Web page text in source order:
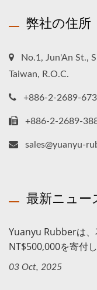
弊社の住所
No.1, Jun'An St.,
Taiwan, R.O.C.
+886-2-2689-
+886-2-2689-
sales@yuanyu-
最新ニュー
Yuanyu Rubberは
NT$500,000を寄付し
03 Oct, 2025